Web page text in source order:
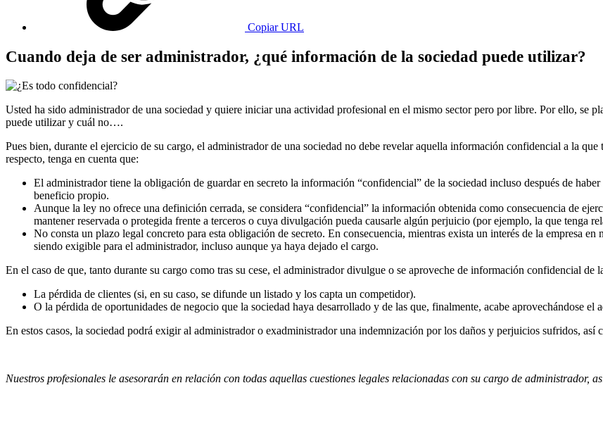
Copiar URL
Cuando deja de ser administrador, ¿qué información de la sociedad puede utilizar?
Usted ha sido administrador de una sociedad y quiere iniciar una actividad profesional en el mismo sector pero por libre. Por ello, se
puede utilizar y cuál no….
Pues bien, durante el ejercicio de su cargo, el administrador de una sociedad no debe revelar aquella información confidencial a la
respecto, tenga en cuenta que:
El administrador tiene la obligación de guardar en secreto la información “confidencial” de la sociedad incluso después de
beneficio propio.
Aunque la ley no ofrece una definición cerrada, se considera “confidencial” la información obtenida como consecuencia de
mantener reservada o protegida frente a terceros o cuya divulgación pueda causarle algún perjuicio (por ejemplo, la que
No consta un plazo legal concreto para esta obligación de secreto. En consecuencia, mientras exista un interés de la empresa
siendo exigible para el administrador, incluso aunque ya haya dejado el cargo.
En el caso de que, tanto durante su cargo como tras su cese, el administrador divulgue o se aproveche de información confidencial de
La pérdida de clientes (si, en su caso, se difunde un listado y los capta un competidor).
O la pérdida de oportunidades de negocio que la sociedad haya desarrollado y de las que, finalmente, acabe aprovechándose el
En estos casos, la sociedad podrá exigir al administrador o exadministrador una indemnización por los daños y perjuicios sufridos, así
Nuestros profesionales le asesorarán en relación con todas aquellas cuestiones legales relacionadas con su cargo de administrador,